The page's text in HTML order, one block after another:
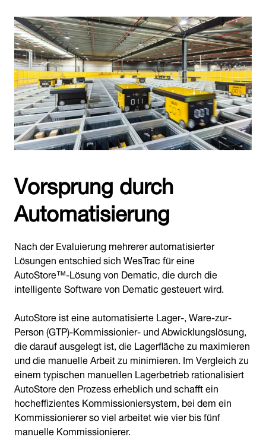
Vorsprung durch
Automatisierung
Nach der Evaluierung mehrerer automatisierter
Lösungen entschied sich WesTrac für eine
AutoStore™-Lösung von Dematic, die durch die
intelligente Software von Dematic gesteuert wird.
AutoStore ist eine automatisierte Lager-, Ware-zur-
Person (GTP)-Kommissionier- und Abwicklungslösung,
die darauf ausgelegt ist, die Lagerfläche zu maximieren
und die manuelle Arbeit zu minimieren. Im Vergleich zu
einem typischen manuellen Lagerbetrieb rationalisiert
AutoStore den Prozess erheblich und schafft ein
hocheffizientes Kommissioniersystem, bei dem ein
Kommissionierer so viel arbeitet wie vier bis fünf
manuelle Kommissionierer.